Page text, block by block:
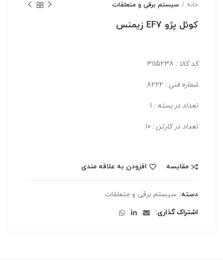
خانه سیستم برقی و متعلقات
کوئل پژو EF7 زیمنس
کد کالا :
شماره فنی :
تعداد در بسته :
تعداد در کارتن : 10
مقایسه افزودن به علاقه مندی
دسته: سیستم برقی و متعلقات
اشتراک گذاری